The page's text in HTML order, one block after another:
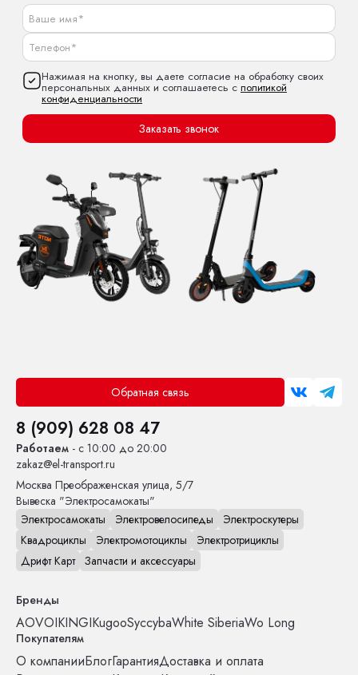
Нажимая на кнопку, вы даете согласие на обработку своих
персональных данных и соглашаетесь с политикой
конфиденциальности
Заказать звонок
Обратная связь
8 (909) 628 08 47
Работаем - с 10:00 до 20:00
zakaz@el-transport.ru
Москва Преображенская улица, 5/7
Вывеска "Электросамокаты"
Электросамокаты
Электровелосипеды
Электроскутеры
Квадроциклы
Электромотоциклы
Электротрициклы
Дрифт Карт Запчасти и аксессуары
Бренды
AOVOIKINGIKugooSyccybaWhite SiberiaWo Long
Покупателям
О компанииБлогГарантияДоставка и оплата